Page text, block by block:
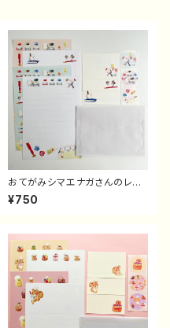
おてがみシマエナガさんのレタ
ーセット
¥750